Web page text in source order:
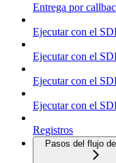
Entrega por
Ejecutar con el
Ejecutar con el
Ejecutar con el
Ejecutar con el
Registros
Pasos del flujo